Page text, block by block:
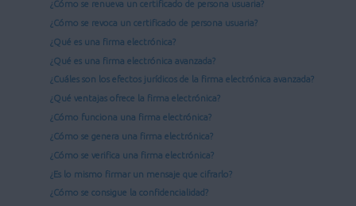
¿Cómo se renueva un certificado de persona usuaria?
¿Cómo se revoca un certificado de persona usuaria?
¿Qué es una firma electrónica?
¿Qué es una firma electrónica avanzada?
¿Cuáles son los efectos jurídicos de la firma electrónica avanzada?
¿Qué ventajas ofrece la firma electrónica?
¿Cómo funciona una firma electrónica?
¿Cómo se genera una firma electrónica?
¿Cómo se verifica una firma electrónica?
¿Es lo mismo firmar un mensaje que cifrarlo?
¿Cómo se consigue la confidencialidad?